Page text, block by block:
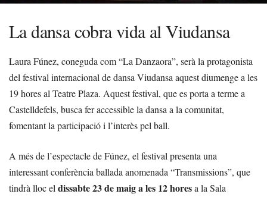
La dansa cobra vida al Viudansa
Laura Fúnez, coneguda com “La Danzaora”, serà la protagonista
del festival internacional de dansa Viudansa aquest diumenge a les
19 hores al Teatre Plaza. Aquest festival, que es porta a terme a
Castelldefels, busca fer accessible la dansa a la comunitat,
fomentant la participació i l’interès pel ball.
A més de l’espectacle de Fúnez, el festival presenta una
interessant conferència ballada anomenada “Transmissions”, que
tindrà lloc el dissabte 23 de maig a les 12 horesa la Sala